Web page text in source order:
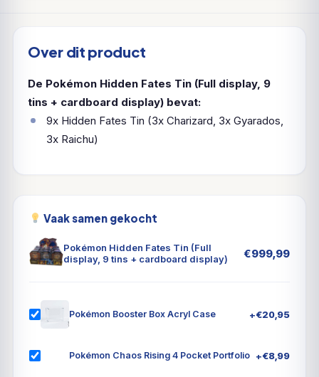
Over dit product
De Pokémon Hidden Fates Tin (Full display, 9
tins + cardboard display) bevat:
9x Hidden Fates Tin (3x Charizard, 3x Gyarados,
3x Raichu)
Vaak samen gekocht
Pokémon Hidden Fates Tin (Full
display, 9 tins + cardboard display)
€999,99
Pokémon Booster Box Acryl Case +€20,95
Pokémon Chaos Rising 4 Pocket Portfolio +€8,99